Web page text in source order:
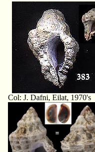
Col: J. Dafni, Eilat, 1970's